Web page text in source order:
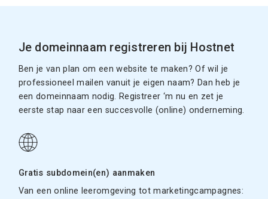
Je domeinnaam registreren bij Hostnet
Ben je van plan om een website te maken? Of wil je
professioneel mailen vanuit je eigen naam? Dan heb je
een domeinnaam nodig. Registreer ‘m nu en zet je
eerste stap naar een succesvolle (online) onderneming.
Gratis subdomein(en) aanmaken
Van een online leeromgeving tot marketingcampagnes: